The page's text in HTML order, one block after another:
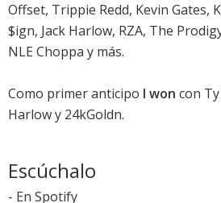
Offset, Trippie Redd, Kevin Gates,
$ign, Jack Harlow, RZA, The
NLE Choppa y más.
Como primer anticipo I won con
Harlow y 24kGoldn.
Escúchalo
- En Spotify